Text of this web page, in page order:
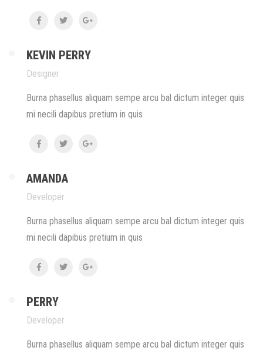
KEVIN PERRY
Designer
Burna phasellus aliquam sempe arcu bal dictum integer quis
mi necili dapibus pretium in quis
AMANDA
Developer
Burna phasellus aliquam sempe arcu bal dictum integer quis
mi necili dapibus pretium in quis
PERRY
Developer
Burna phasellus aliquam sempe arcu bal dictum integer quis